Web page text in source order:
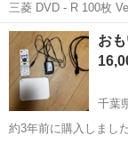
三菱 DVD - R 100枚 Verbatim
お願いします Verbatim DHR47JP100V4 Ad−DVD書込み方式: DVD規格
Ad−DV...
東京 足立区
お
千葉
約3年前に購入しまし